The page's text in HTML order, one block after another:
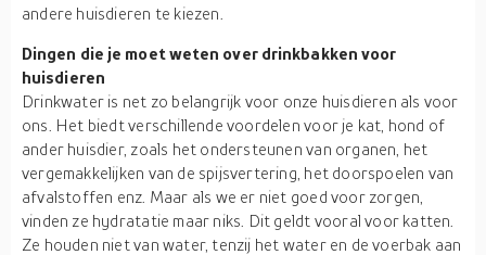
andere huisdieren te kiezen.
Dingen die je moet weten over drinkbakken voor
huisdieren
Drinkwater is net zo belangrijk voor onze huisdieren als voor
ons. Het biedt verschillende voordelen voor je kat, hond of
ander huisdier, zoals het ondersteunen van organen, het
vergemakkelijken van de spijsvertering, het doorspoelen van
afvalstoffen enz. Maar als we er niet goed voor zorgen,
vinden ze hydratatie maar niks. Dit geldt vooral voor katten.
Ze houden niet van water, tenzij het water en de voerbak aan